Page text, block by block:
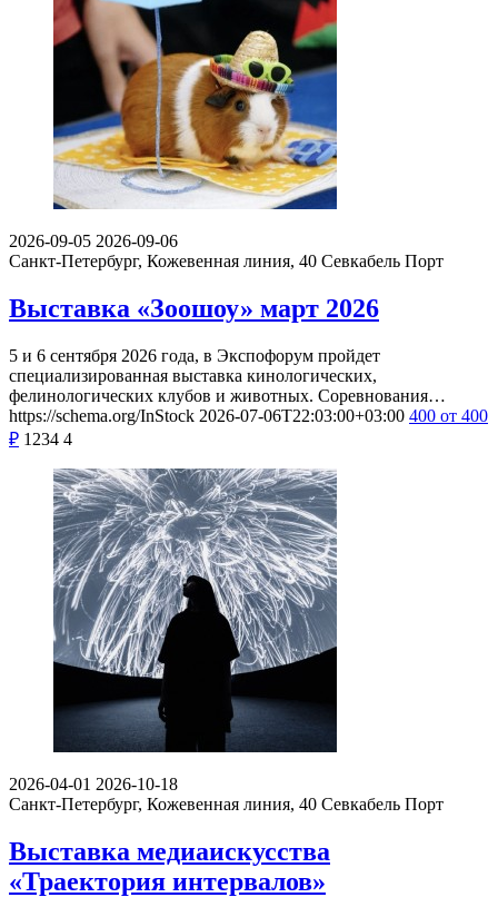
2026-09-05 2026-09-06
Санкт-Петербург, Кожевенная линия, 40 Севкабель Порт
Выставка «Зоошоу» март 2026
5 и 6 сентября 2026 года, в Экспофорум пройдет
специализированная выставка кинологических,
фелинологических клубов и животных. Соревнования…
https://schema.org/InStock 2026-07-06T22:03:00+03:00 400 от 400
₽ 1234 4
2026-04-01 2026-10-18
Санкт-Петербург, Кожевенная линия, 40 Севкабель Порт
Выставка медиаискусства
«Траектория интервалов»